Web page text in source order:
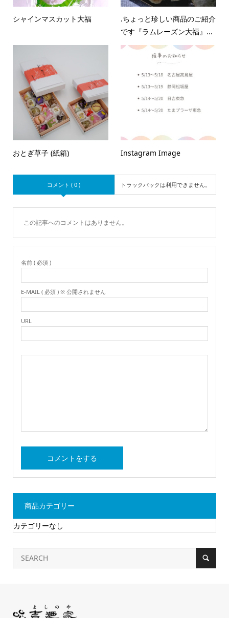
シャインマスカット大福
.ちょっと珍しい商品のご紹介
です『ラムレーズン大福』...
おとぎ草子 (紙箱) Instagram Image
コメント ( 0 ) トラックバックは利用できません。
この記事へのコメントはありません。
名前 ( 必須 )
E-MAIL ( 必須 ) ※ 公開されません
URL
商品カテゴリー
カテゴリーなし